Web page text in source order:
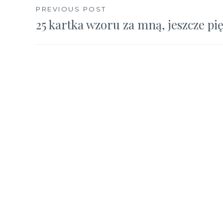
Nawigacja
wpisu
PREVIOUS POST
25 kartka wzoru za mną, jeszcze